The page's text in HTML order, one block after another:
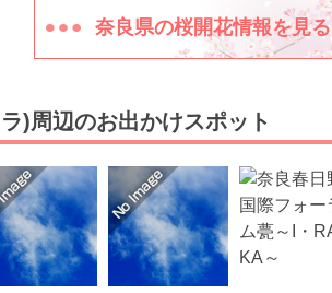
奈良県の桜開花情報を見る
)周辺のお出かけスポット